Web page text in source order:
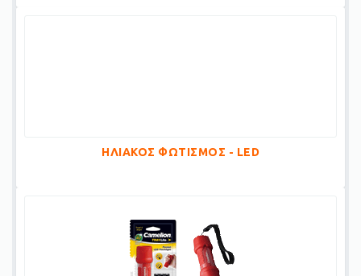
ΗΛΙΑΚΟΣ ΦΩΤΙΣΜΟΣ - LED